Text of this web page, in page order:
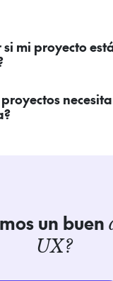
si mi proyecto
un buen
UX?